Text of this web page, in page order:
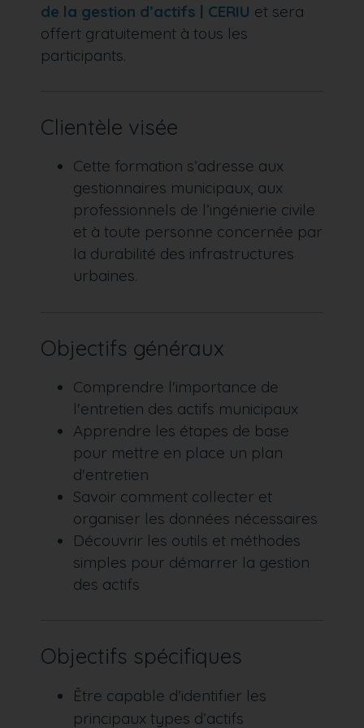
de la gestion d’actifs | CERIU et sera
offert gratuitement à tous les
participants.
Clientèle visée
Cette formation s’adresse aux
gestionnaires municipaux, aux
professionnels de l’ingénierie civile
et à toute personne concernée par
la durabilité des infrastructures
urbaines.
Objectifs généraux
Comprendre l'importance de
l'entretien des actifs municipaux
Apprendre les étapes de base
pour mettre en place un plan
d'entretien
Savoir comment collecter et
organiser les données nécessaires
Découvrir les outils et méthodes
simples pour démarrer la gestion
des actifs
Objectifs spécifiques
Être capable d’identifier les
principaux types d’actifs